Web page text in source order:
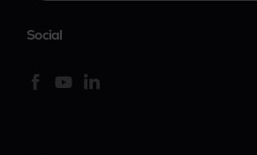
Social